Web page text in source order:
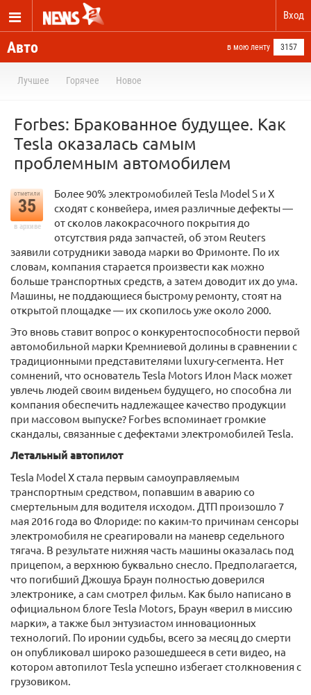
Вход
Авто в мою ленту 3157
Лучшее Горячее Новое
Forbes: Бракованное будущее. Как
Tesla оказалась самым
проблемным автомобилем
отметили
35
в архиве
Более 90% электромобилей Tesla Model S и X
сходят с конвейера, имея различные дефекты —
от сколов лакокрасочного покрытия до
отсутствия ряда запчастей, об этом Reuters
заявили сотрудники завода марки во Фримонте. По их
словам, компания старается произвести как можно
больше транспортных средств, а затем доводит их до ума.
Машины, не поддающиеся быстрому ремонту, стоят на
открытой площадке — их скопилось уже около 2000.
Это вновь ставит вопрос о конкурентоспособности первой
автомобильной марки Кремниевой долины в сравнении с
традиционными представителями luxury-сегмента. Нет
сомнений, что основатель Tesla Motors Илон Маск может
увлечь людей своим виденьем будущего, но способна ли
компания обеспечить надлежащее качество продукции
при массовом выпуске? Forbes вспоминает громкие
скандалы, связанные с дефектами электромобилей Tesla.
Летальный автопилот
Tesla Model X стала первым самоуправляемым
транспортным средством, попавшим в аварию со
смертельным для водителя исходом. ДТП произошло 7
мая 2016 года во Флориде: по каким-то причинам сенсоры
электромобиля не среагировали на маневр седельного
тягача. В результате нижняя часть машины оказалась под
прицепом, а верхнюю буквально снесло. Предполагается,
что погибший Джошуа Браун полностью доверился
электронике, а сам смотрел фильм. Как было написано в
официальном блоге Tesla Motors, Браун «верил в миссию
марки», а также был энтузиастом инновационных
технологий. По иронии судьбы, всего за месяц до смерти
он опубликовал широко разошедшееся в сети видео, на
котором автопилот Tesla успешно избегает столкновения с
грузовиком.